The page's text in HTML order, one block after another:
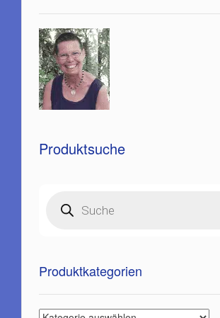
Produktsuche
search
Produktkategorien